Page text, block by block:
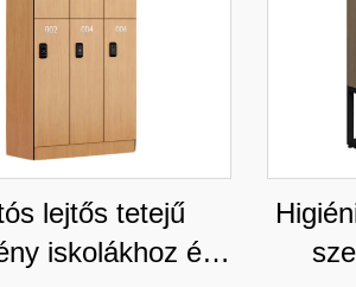
lejtős tetejű
iskolákhoz és